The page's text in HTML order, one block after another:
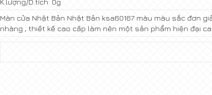
Màn cửa Nhật Bản Nhật Bản ksa60167 màu màu sắc đơn
nhàng , thiết kế cao cấp làm nên một sản phẩm hiện đại cao